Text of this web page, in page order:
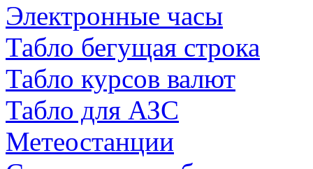
Электронные часы
Табло бегущая строка
Табло курсов валют
Табло для АЗС
Метеостанции